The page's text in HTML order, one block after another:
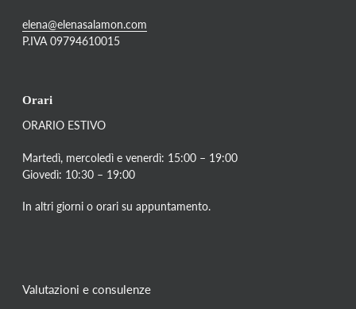
elena@elenasalamon.com
P.IVA 09794610015
Orari
ORARIO ESTIVO
Martedì, mercoledì e venerdì: 15:00 – 19:00
Giovedì: 10:30 – 19:00
In altri giorni o orari su appuntamento.
Valutazioni e consulenze